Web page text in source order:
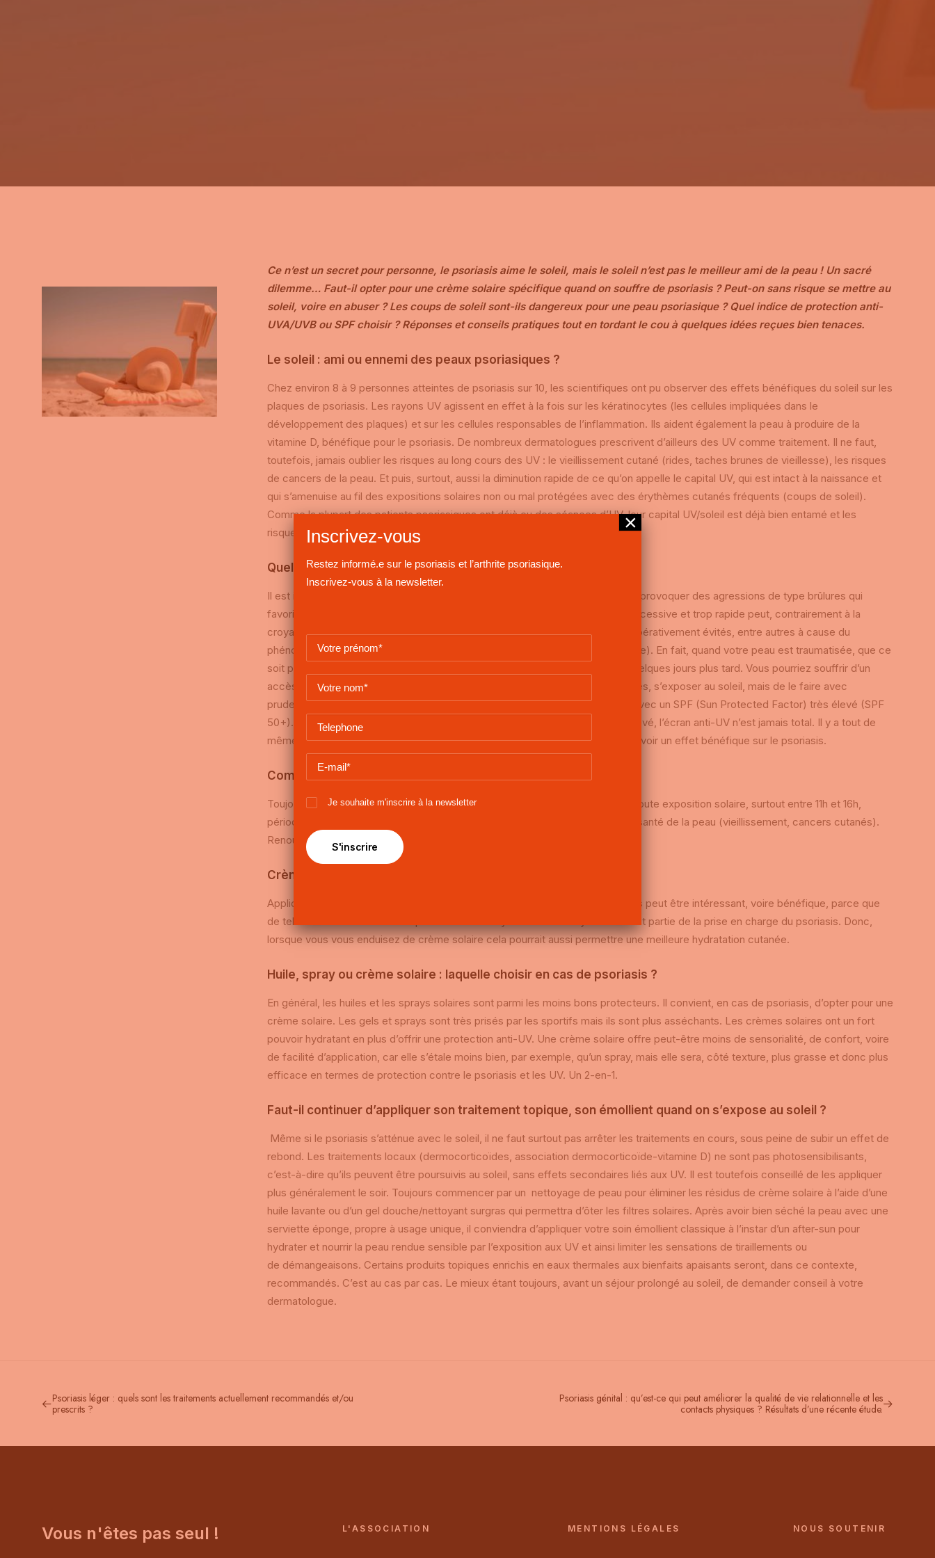
Ce n’est un secret pour personne, le psoriasis aime le soleil, mais le soleil n’est pas le meilleur ami de la peau ! Un sacré
dilemme… Faut-il opter pour une crème solaire spécifique quand on souffre de psoriasis ? Peut-on sans risque se mettre au
soleil, voire en abuser ? Les coups de soleil sont-ils dangereux pour une peau psoriasique ? Quel indice de protection anti-
UVA/UVB ou SPF choisir ? Réponses et conseils pratiques tout en tordant le cou à quelques idées reçues bien tenaces.
Le soleil : ami ou ennemi des peaux psoriasiques ?
Chez environ 8 à 9 personnes atteintes de psoriasis sur 10, les scientifiques ont pu observer des effets bénéfiques du soleil sur les
plaques de psoriasis. Les rayons UV agissent en effet à la fois sur les kératinocytes (les cellules impliquées dans le
développement des plaques) et sur les cellules responsables de l’inflammation. Ils aident également la peau à produire de la
vitamine D, bénéfique pour le psoriasis. De nombreux dermatologues prescrivent d’ailleurs des UV comme traitement. Il ne faut,
toutefois, jamais oublier les risques au long cours des UV : le vieillissement cutané (rides, taches brunes de vieillesse), les risques
de cancers de la peau. Et puis, surtout, aussi la diminution rapide de ce qu’on appelle le capital UV, qui est intact à la naissance et
qui s’amenuise au fil des expositions solaires non ou mal protégées avec des érythèmes cutanés fréquents (coups de soleil).
Comme la plupart des patients psoriasiques ont déjà eu des séances d’UV, leur capital UV/soleil est déjà bien entamé et les
risques de cancers cutanés dès lors plus fréquents.
Quel comportement adopter face au soleil ?
Il est important de s’exposer au soleil avec modération. En effet, le soleil peut provoquer des agressions de type brûlures qui
favoriseront les poussées de psoriasis. De plus, une exposition solaire trop excessive et trop rapide peut, contrairement à la
croyance populaire, aggraver le psoriasis. Les coups de soleil doivent être impérativement évités, entre autres à cause du
phénomène de Koebner (l’apparition d’une plaque de psoriasis sur la peau saine). En fait, quand votre peau est traumatisée, que ce
soit par une cicatrice ou par un coup de soleil, elle peut refaire du psoriasis quelques jours plus tard. Vous pourriez souffrir d’un
accès inflammatoire et d’un psoriasis plus violent. Il est recommandé de, certes, s’exposer au soleil, mais de le faire avec
prudence, modération et graduellement. Et, toujours avec une crème solaire avec un SPF (Sun Protected Factor) très élevé (SPF
50+). En effet, même avec une crème solaire avec un indice de protection élevé, l’écran anti-UV n’est jamais total. Il y a tout de
même des UV qui pénètrent la peau (idem à l’ombre) et qui peuvent dès lors avoir un effet bénéfique sur le psoriasis.
Comment et quand appliquer sa protection solaire ?
Toujours privilégier une protection solaire avec un SPF 50+ à appliquer avant toute exposition solaire, surtout entre 11h et 16h,
période durant laquelle, sous nos latitudes, les UV sont les plus nocifs pour la santé de la peau (vieillissement, cancers cutanés).
Renouveler les applications toutes les 2h et après chaque baignade.
Crème solaire : un émollient de choix ?
Appliquer tout spécialement une crème solaire au niveau des zones rugueuses peut être intéressant, voire bénéfique, parce que
de telles crèmes sont souvent particulièrement hydratantes. Et l’hydratation fait partie de la prise en charge du psoriasis. Donc,
lorsque vous vous enduisez de crème solaire cela pourrait aussi permettre une meilleure hydratation cutanée.
Huile, spray ou crème solaire : laquelle choisir en cas de psoriasis ?
En général, les huiles et les sprays solaires sont parmi les moins bons protecteurs. Il convient, en cas de psoriasis, d’opter pour une
crème solaire. Les gels et sprays sont très prisés par les sportifs mais ils sont plus asséchants. Les crèmes solaires ont un fort
pouvoir hydratant en plus d’offrir une protection anti-UV. Une crème solaire offre peut-être moins de sensorialité, de confort, voire
de facilité d’application, car elle s’étale moins bien, par exemple, qu’un spray, mais elle sera, côté texture, plus grasse et donc plus
efficace en termes de protection contre le psoriasis et les UV. Un 2-en-1.
Faut-il continuer d’appliquer son traitement topique, son émollient quand on s’expose au soleil ?
Même si le psoriasis s’atténue avec le soleil, il ne faut surtout pas arrêter les traitements en cours, sous peine de subir un effet de
rebond. Les traitements locaux (dermocorticoïdes, association dermocorticoïde-vitamine D) ne sont pas photosensibilisants,
c’est-à-dire qu’ils peuvent être poursuivis au soleil, sans effets secondaires liés aux UV. Il est toutefois conseillé de les appliquer
plus généralement le soir. Toujours commencer par un nettoyage de peau pour éliminer les résidus de crème solaire à l’aide d’une
huile lavante ou d’un gel douche/nettoyant surgras qui permettra d’ôter les filtres solaires. Après avoir bien séché la peau avec une
serviette éponge, propre à usage unique, il conviendra d’appliquer votre soin émollient classique à l’instar d’un after-sun pour
hydrater et nourrir la peau rendue sensible par l’exposition aux UV et ainsi limiter les sensations de tiraillements ou
de démangeaisons. Certains produits topiques enrichis en eaux thermales aux bienfaits apaisants seront, dans ce contexte,
recommandés. C’est au cas par cas. Le mieux étant toujours, avant un séjour prolongé au soleil, de demander conseil à votre
dermatologue.
Psoriasis léger : quels sont les traitements actuellement recommandés et/ou
prescrits ?
Psoriasis génital : qu’est-ce qui peut améliorer la qualité de vie relationnelle et les
contacts physiques ? Résultats d’une récente étude.
Vous n'êtes pas seul ! L'ASSOCIATION MENTIONS LÉGALES NOUS SOUTENIR
Inscrivez-vous
Restez informé.e sur le psoriasis et l’arthrite psoriasique.
Inscrivez-vous à la newsletter.
Je souhaite m'inscrire à la newsletter
×